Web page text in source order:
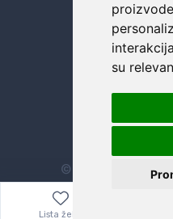
interakcija
su
© Sva prava
Lista želja